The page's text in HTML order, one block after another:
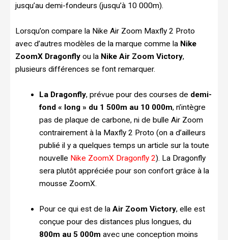
jusqu’au demi-fondeurs (jusqu’à 10 000m).
Lorsqu’on compare la Nike Air Zoom Maxfly 2 Proto
avec d’autres modèles de la marque comme la Nike
ZoomX Dragonfly ou la Nike Air Zoom Victory,
plusieurs différences se font remarquer.
La Dragonfly, prévue pour des courses de demi-
fond « long » du 1 500m au 10 000m, n’intègre
pas de plaque de carbone, ni de bulle Air Zoom
contrairement à la Maxfly 2 Proto (on a d’ailleurs
publié il y a quelques temps un article sur la toute
nouvelle Nike ZoomX Dragonfly 2). La Dragonfly
sera plutôt appréciée pour son confort grâce à la
mousse ZoomX.
Pour ce qui est de la Air Zoom Victory, elle est
conçue pour des distances plus longues, du
800m au 5 000m avec une conception moins